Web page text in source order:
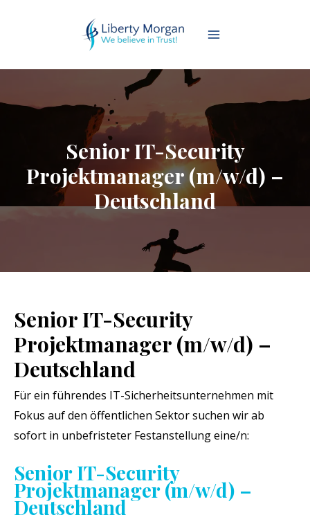
Senior IT-Security
Projektmanager (m/w/d) –
Deutschland
Senior IT-Security
Projektmanager (m/w/d) –
Deutschland
Für ein führendes IT-Sicherheitsunternehmen mit
Fokus auf den öffentlichen Sektor suchen wir ab
sofort in unbefristeter Festanstellung eine/n:
Senior IT-Security
Projektmanager (m/w/d) –
Deutschland